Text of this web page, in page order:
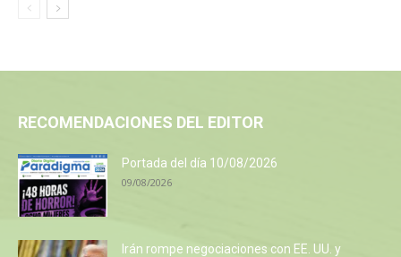
RECOMENDACIONES DEL EDITOR
Portada del día 10/08/2026
09/08/2026
Irán rompe negociaciones con EE. UU. y